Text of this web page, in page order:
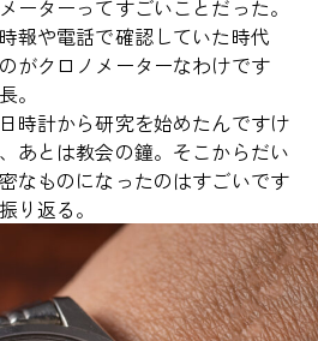
ーターってすごいことだった。
報や電話で確認していた時代
がクロノメーターなわけです
。
時計から研究を始めたんですけ
あとは教会の鐘。そこからだい
なものになったのはすごいです
り返る。